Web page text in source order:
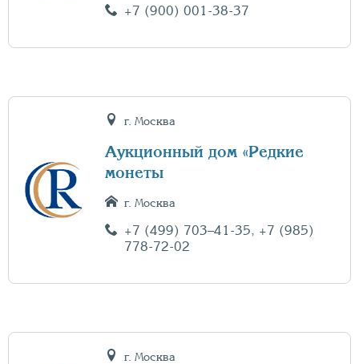
+7 (900) 001-38-37
г. Москва
Аукционный дом «Редкие
монеты
г. Москва
+7 (499) 703–41-35, +7 (985)
778-72-02
г. Москва